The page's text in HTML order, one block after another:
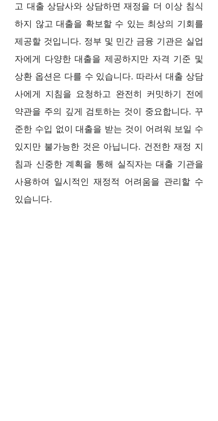
고 대출 상담사와 상담하면 재정을 더 이상 침식
하지 않고 대출을 확보할 수 있는 최상의 기회를
제공할 것입니다. 정부 및 민간 금융 기관은 실업
자에게 다양한 대출을 제공하지만 자격 기준 및
상환 옵션은 다를 수 있습니다. 따라서 대출 상담
사에게 지침을 요청하고 완전히 커밋하기 전에
약관을 주의 깊게 검토하는 것이 중요합니다. 꾸
준한 수입 없이 대출을 받는 것이 어려워 보일 수
있지만 불가능한 것은 아닙니다. 건전한 재정 지
침과 신중한 계획을 통해 실직자는 대출 기관을
사용하여 일시적인 재정적 어려움을 관리할 수
있습니다.